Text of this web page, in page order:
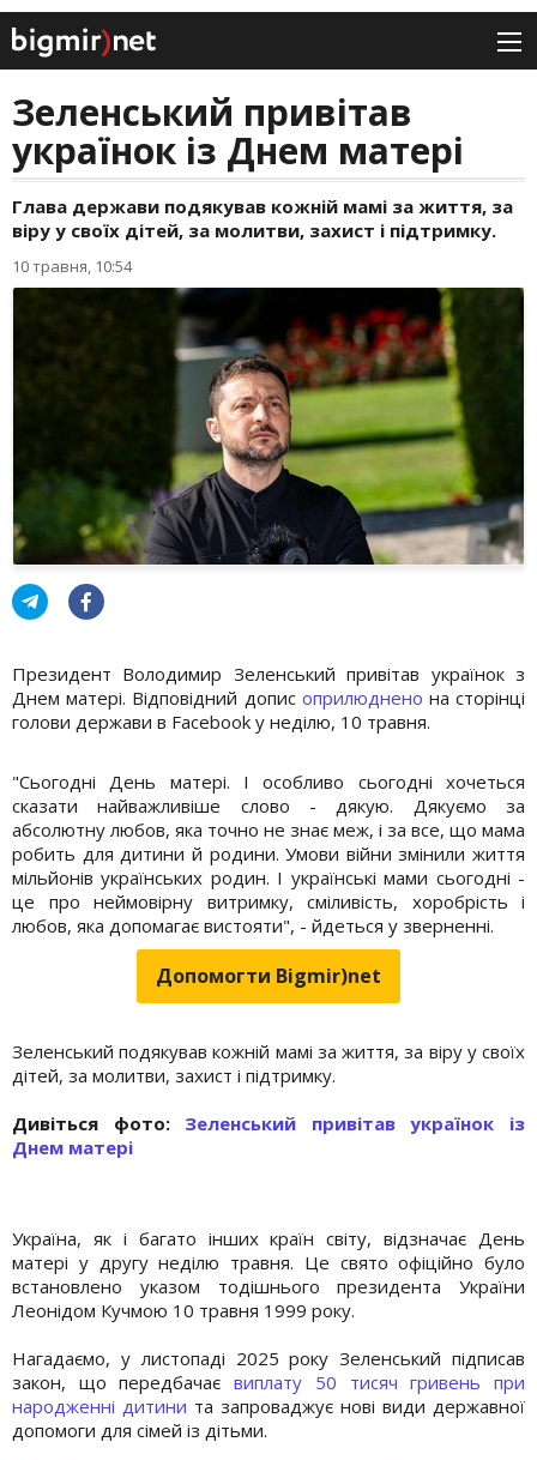
Зеленський привітав
українок із Днем матері
Глава держави подякував кожній мамі за життя, за
віру у своїх дітей, за молитви, захист і підтримку.
10 травня, 10:54
Президент Володимир Зеленський привітав українок з
Днем матері. Відповідний допис оприлюднено на сторінці
голови держави в Facebook у неділю, 10 травня.
"Сьогодні День матері. І особливо сьогодні хочеться
сказати найважливіше слово - дякую. Дякуємо за
абсолютну любов, яка точно не знає меж, і за все, що мама
робить для дитини й родини. Умови війни змінили життя
мільйонів українських родин. І українські мами сьогодні -
це про неймовірну витримку, сміливість, хоробрість і
любов, яка допомагає вистояти", - йдеться у зверненні.
Допомогти Bigmir)net
Зеленський подякував кожній мамі за життя, за віру у своїх
дітей, за молитви, захист і підтримку.
Дивіться фото: Зеленський привітав українок із
Днем матері
Україна, як і багато інших країн світу, відзначає День
матері у другу неділю травня. Це свято офіційно було
встановлено указом тодішнього президента України
Леонідом Кучмою 10 травня 1999 року.
Нагадаємо, у листопаді 2025 року Зеленський підписав
закон, що передбачаєвиплату 50 тисяч гривень при
народженні дитини та запроваджує нові види державної
допомоги для сімей із дітьми.